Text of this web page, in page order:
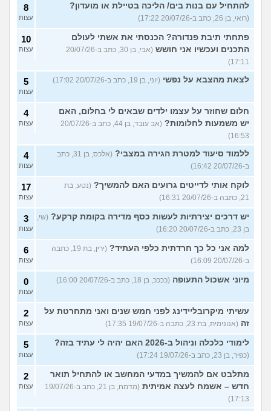
להתחיל עם בנות בים/ הליכה בטיילת או מועדון?
(רואי, בן 26, כתב ב-20/07/26 17:22)
8
עצות
פתחתי תיבת פנדורה? הכנסתי את אשתי לעולם
התכנים ועכשיו אני חושש
(אבי, בן 30, כתב ב-20/07/26
17:11)
10
עצות
לצאת מהצבא על נפשי (יוני, בן 19, כתב ב-20/07/26 17:02) 5
עצות
חלום שחוזר על עצמו ילדים שבאים לי בחלום, האם
יש משמעות לחלומות?
(אב עובד, בן 44, כתב ב-20/07/26
16:53)
4
עצות
ללמוד סיעוד למטרת הגירה במצבי?
(אלכס, בן 31, כתב
ב-20/07/26 16:42)
4
עצות
לוקח אותי לדייטים גרועים האם להמשיך? (נטע, בת
21, כתבה ב-20/07/26 16:31)
17
עצות
יש דרכים יצירתיות לעשות כסף מדירה בקומת קרקע? (שי,
בן 23, כתב ב-20/07/26 16:20)
3
עצות
למה אני כל כך חרדתית כלפי העתיד?
(ירין, בת 19, כתבה
ב-20/07/26 16:09)
6
עצות
מיוני אשכול התעופה (ככככ, בן 18, כתב ב-20/07/26 16:00) 0
עצות
עשיתי מיקרובליידינג לפני חמש שנים ואני מתחרטת על
זה (אנונימית, בת 23, כתבה ב-19/07/26 17:35)
2
עצות
לימודי כלכלה וניהול ב-2026 האם יהיה לי עתיד בזה?
(כפיר, בן 23, כתב ב-19/07/26 17:24)
5
עצות
מתלבט אם להמשיך במדעי המחשב או להתחיל תואר
חדש – אשמח לעצה אמיתית
(מדמח, בן 21, כתב ב-19/07/26
17:13)
2
עצות